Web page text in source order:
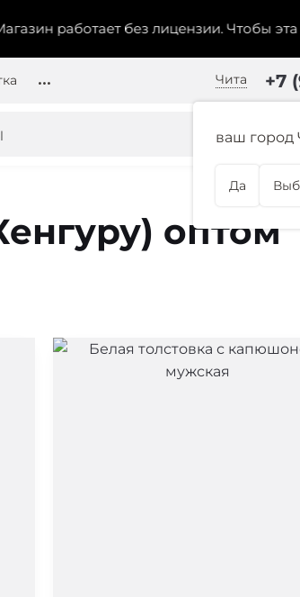
работает без лицензии.Чтобы эта
Чита
ваш город
Да
+7
оптом